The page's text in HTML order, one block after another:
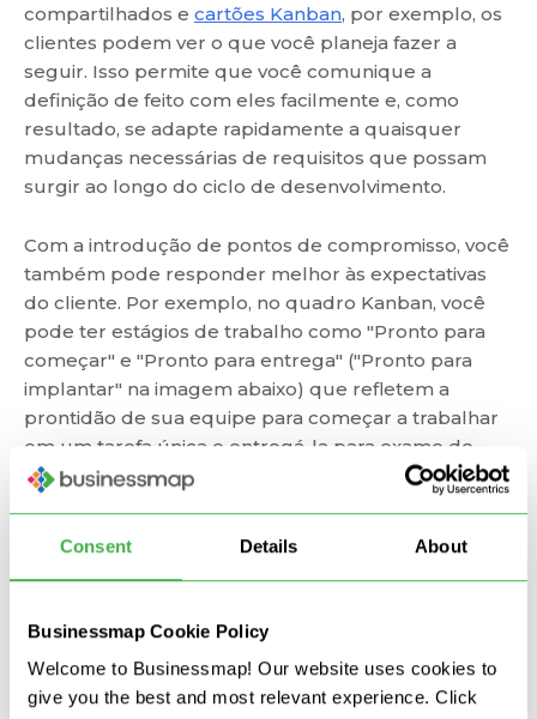
Consent Details About
Businessmap Cookie Policy
Welcome to Businessmap! Our website uses cookies to
give you the best and most relevant experience. Click
compartilhados e cartões Kanban, por exemplo, os
clientes podem ver o que você planeja fazer a
seguir. Isso permite que você comunique a
definição de feito com eles facilmente e, como
resultado, se adapte rapidamente a quaisquer
mudanças necessárias de requisitos que possam
surgir ao longo do ciclo de desenvolvimento.
Com a introdução de pontos de compromisso, você
também pode responder melhor às expectativas
do cliente. Por exemplo, no quadro Kanban, você
pode ter estágios de trabalho como "Pronto para
começar" e "Pronto para entrega" ("Pronto para
implantar" na imagem abaixo) que refletem a
prontidão de sua equipe para começar a trabalhar
em um tarefa única e entregá-la para exame do
cliente.